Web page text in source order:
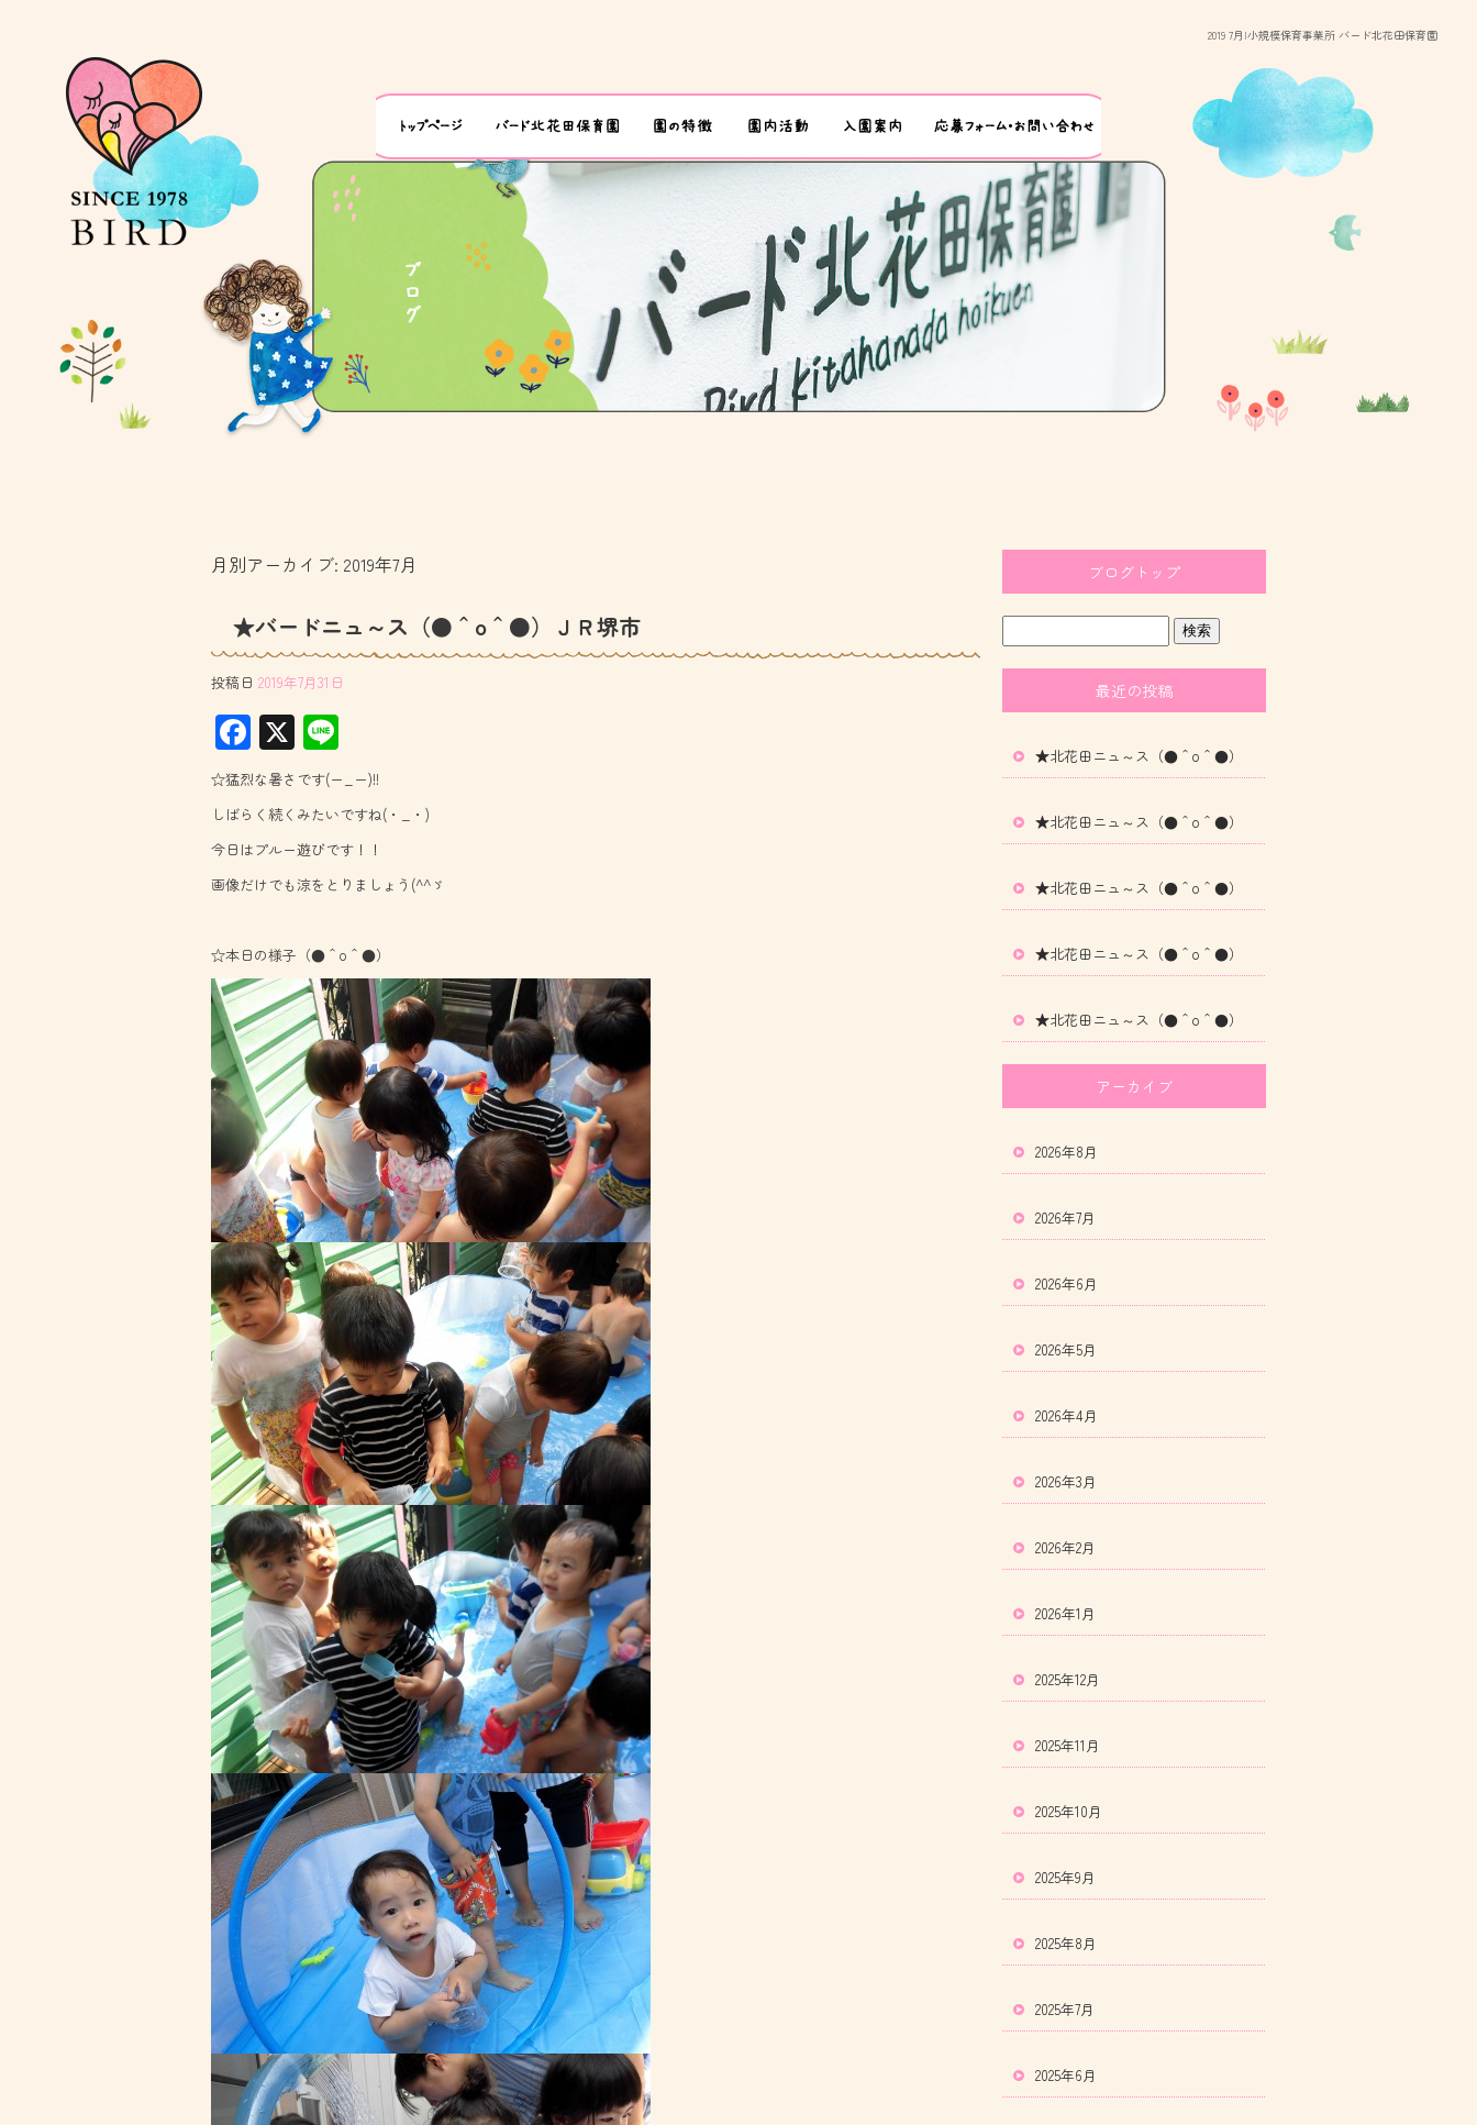
2019 7月|小規模保育事業所 バード北花田保育園
月別アーカイブ: 2019年7月
★バードニュ～ス（●＾o＾●）ＪＲ堺市
投稿日 2019年7月31日
F
ac
e
b
o
ok
X
ne
☆猛烈な暑さです(ー_ー)!!
しばらく続くみたいですね(・_・)
今日はプルー遊びです！！
画像だけでも涼をとりましょう(^^ゞ
☆本日の様子（●＾o＾●）
ブログトップ
最近の投稿
★北花田ニュ～ス（●＾o＾●）
★北花田ニュ～ス（●＾o＾●）
★北花田ニュ～ス（●＾o＾●）
★北花田ニュ～ス（●＾o＾●）
★北花田ニュ～ス（●＾o＾●）
アーカイブ
2026年8月
2026年7月
2026年6月
2026年5月
2026年4月
2026年3月
2026年2月
2026年1月
2025年12月
2025年11月
2025年10月
2025年9月
2025年8月
2025年7月
2025年6月